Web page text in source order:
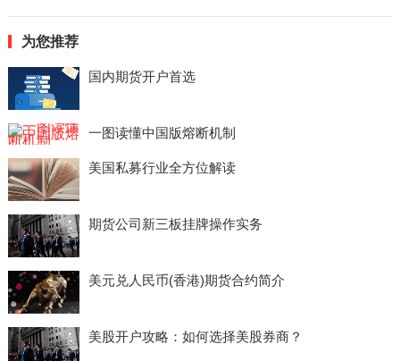
为您推荐
国内期货开户首选
一图读懂中国版熔断机制
美国私募行业全方位解读
期货公司新三板挂牌操作实务
美元兑人民币(香港)期货合约简介
美股开户攻略：如何选择美股券商？